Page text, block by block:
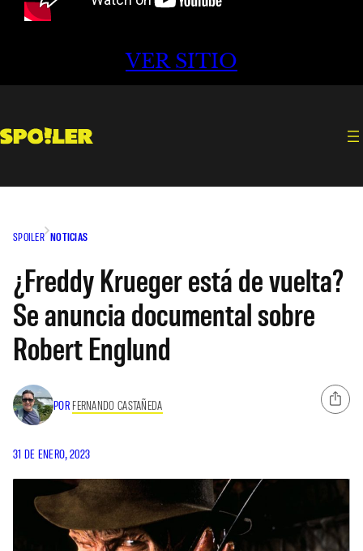
VER SITIO
SPOILER NOTICIAS
¿Freddy Krueger está de vuelta?
Se anuncia documental sobre
Robert Englund
POR FERNANDO CASTAÑEDA
31 DE ENERO, 2023